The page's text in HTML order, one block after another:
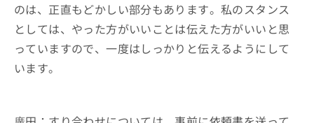
のは、正直もどかしい部分もあります。私のスタンス
としては、やった方がいいことは伝えた方がいいと思
っていますので、一度はしっかりと伝えるようにして
います。